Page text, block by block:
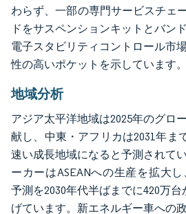
わらず、一部の専門サービスチェ
ドをサスペンションキットとバン
電子スタビリティコントロール市
性の高いポケットを示しています。
地域分析
アジア太平洋地域は2025年のグロ
献し、中東・アフリカは2031年ま
速い成長地域になると予測されて
ーカーはASEANへの生産を拡大
予測を2030年代半ばまでに420万
げています。新エネルギー車への